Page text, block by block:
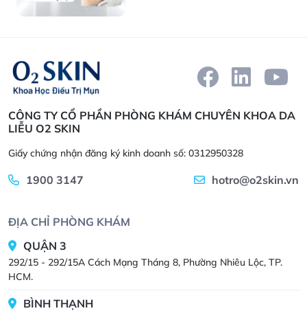
CÔNG TY CỔ PHẦN PHÒNG KHÁM CHUYÊN KHOA DA
LIỄU O2 SKIN
Giấy chứng nhận đăng ký kinh doanh số: 0312950328
1900 3147 hotro@o2skin.vn
ĐỊA CHỈ PHÒNG KHÁM
QUẬN 3
292/15 - 292/15A Cách Mạng Tháng 8, Phường Nhiêu Lộc, TP.
HCM.
BÌNH THẠNH